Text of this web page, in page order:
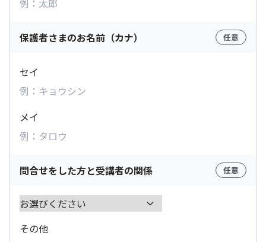
保護者さまのお名前（カナ） 任意
セイ
メイ
問合せをした方と受講者の関係 任意
その他